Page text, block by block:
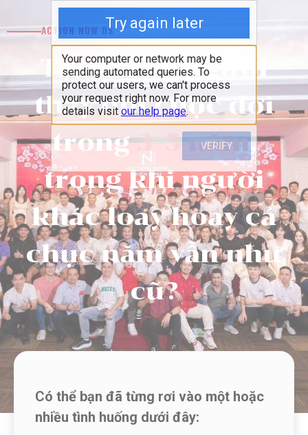
ACTION NOW OS
Tại sao có người
thay đổi cuộc đời
trong3–5 năm,
trong khi người
khác loay hoay cả
chục năm vẫn như
cũ?
Có thể bạn đã từng rơi vào một hoặc
nhiều tình huống dưới đây: